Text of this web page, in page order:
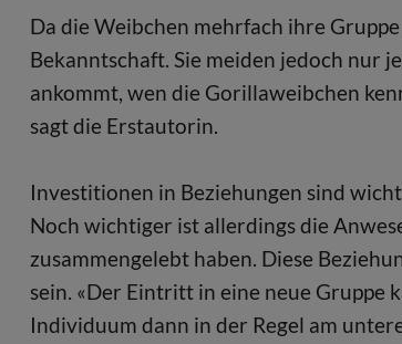
Da die Weibchen mehrfach ihre
Bekanntschaft. Sie meiden jedoch nur
ankommt, wen die Gorillaweibchen
sagt die Erstautorin.
Investitionen in Beziehungen sind
Noch wichtiger ist allerdings die
zusammengelebt haben. Diese
sein. «Der Eintritt in eine neue Gruppe
Individuum dann in der Regel am